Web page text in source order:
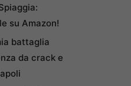
su Amazon!
battaglia
da crack e